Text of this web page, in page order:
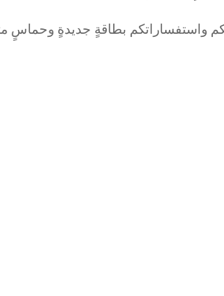
واستفساراتكم بطاقةٍ جديدةٍ وحماسٍ